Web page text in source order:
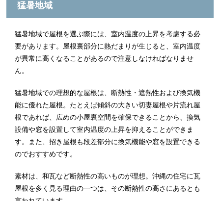
猛暑地域
猛暑地域で屋根を選ぶ際には、室内温度の上昇を考慮する必
要があります。屋根裏部分に熱だまりが生じると、室内温度
が異常に高くなることがあるので注意しなければなりませ
ん。
猛暑地域での理想的な屋根は、断熱性・遮熱性および換気機
能に優れた屋根。たとえば傾斜の大きい切妻屋根や片流れ屋
根であれば、広めの小屋裏空間を確保できることから、換気
設備や窓を設置して室内温度の上昇を抑えることができま
す。また、招き屋根も段差部分に換気機能や窓を設置できる
のでおすすめです。
素材は、和瓦など断熱性の高いものが理想。沖縄の住宅に瓦
屋根を多く見る理由の一つは、その断熱性の高さにあるとも